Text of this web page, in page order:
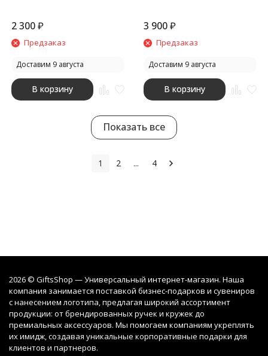
2 300₽
Предзаказ
Доставим 9 августа
В корзину
3 900₽
Предзаказ
Доставим 9 августа
В корзину
Показать все
1 2 ... 4
2026 © GiftsShop — Универсальный интернет-магазин. Наша
компания занимается поставкой бизнес-подарков и сувениров
с нанесением логотипа, предлагая широкий ассортимент
продукции: от брендированных ручек и кружек до
премиальных аксессуаров. Мы помогаем компаниям укреплять
их имидж, создавая уникальные корпоративные подарки для
клиентов и партнеров.